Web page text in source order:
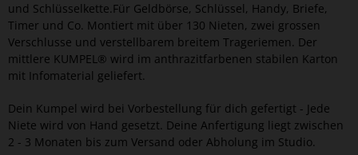
und Schlüsselkette.Für Geldbörse, Schlüssel, Handy, Briefe,
Timer und Co. Montiert mit über 130 Nieten, zwei grossen
Verschlusse und verstellbarem breitem Trageriemen. Der
mittlere KUMPEL® wird im anthrazitfarbenen stabilen Karton
mit Infomaterial geliefert.
Dein Kumpel wird bei Vorbestellung für dich gefertigt - Jede
Niete wird von Hand gesetzt. Deine Anfertigung liegt zwischen
2 - 3 Monaten bis zum Versand oder Abholung im Studio.